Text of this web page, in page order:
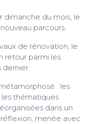
dimanche du mois, le
parcours.
de rénovation, le
retour parmi les
dernier.
: les
thématiques
dans un
menée avec